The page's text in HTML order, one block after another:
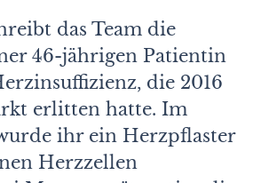
das Team die
46-jährigen Patientin
die 2016
erlitten hatte. Im
ihr ein Herzpflaster
Herzzellen